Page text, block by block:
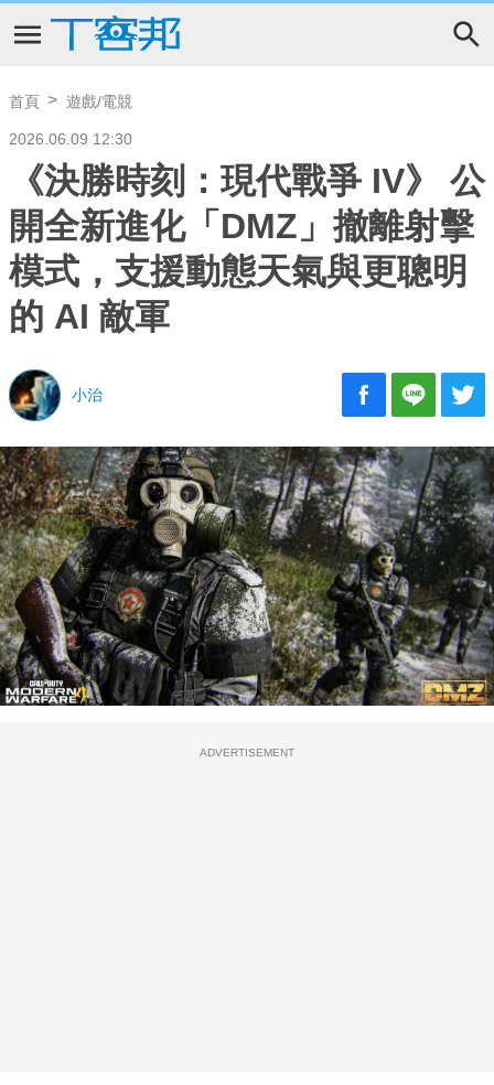
首頁 遊戲/電競
2026.06.09 12:30
《決勝時刻：現代戰爭 IV》 公
開全新進化「DMZ」撤離射擊
模式，支援動態天氣與更聰明
的 AI 敵軍
小治
ADVERTISEMENT